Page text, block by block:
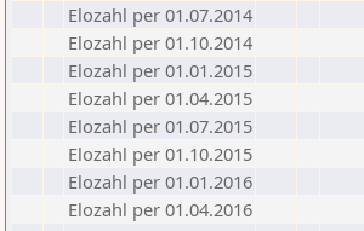
Elozahl per 01.07.2014
Elozahl per 01.10.2014
Elozahl per 01.01.2015
Elozahl per 01.04.2015
Elozahl per 01.07.2015
Elozahl per 01.10.2015
Elozahl per 01.01.2016
Elozahl per 01.04.2016